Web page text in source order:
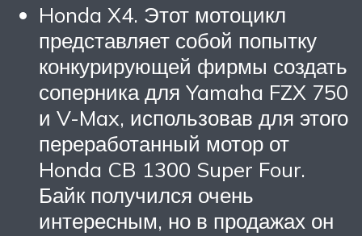
Honda X4. Этот мотоцикл
представляет собой попытку
конкурирующей фирмы создать
соперника для Yamaha FZX 750
и V-Max, использовав для этого
переработанный мотор от
Honda CB 1300 Super Four.
Байк получился очень
интересным, но в продажах он